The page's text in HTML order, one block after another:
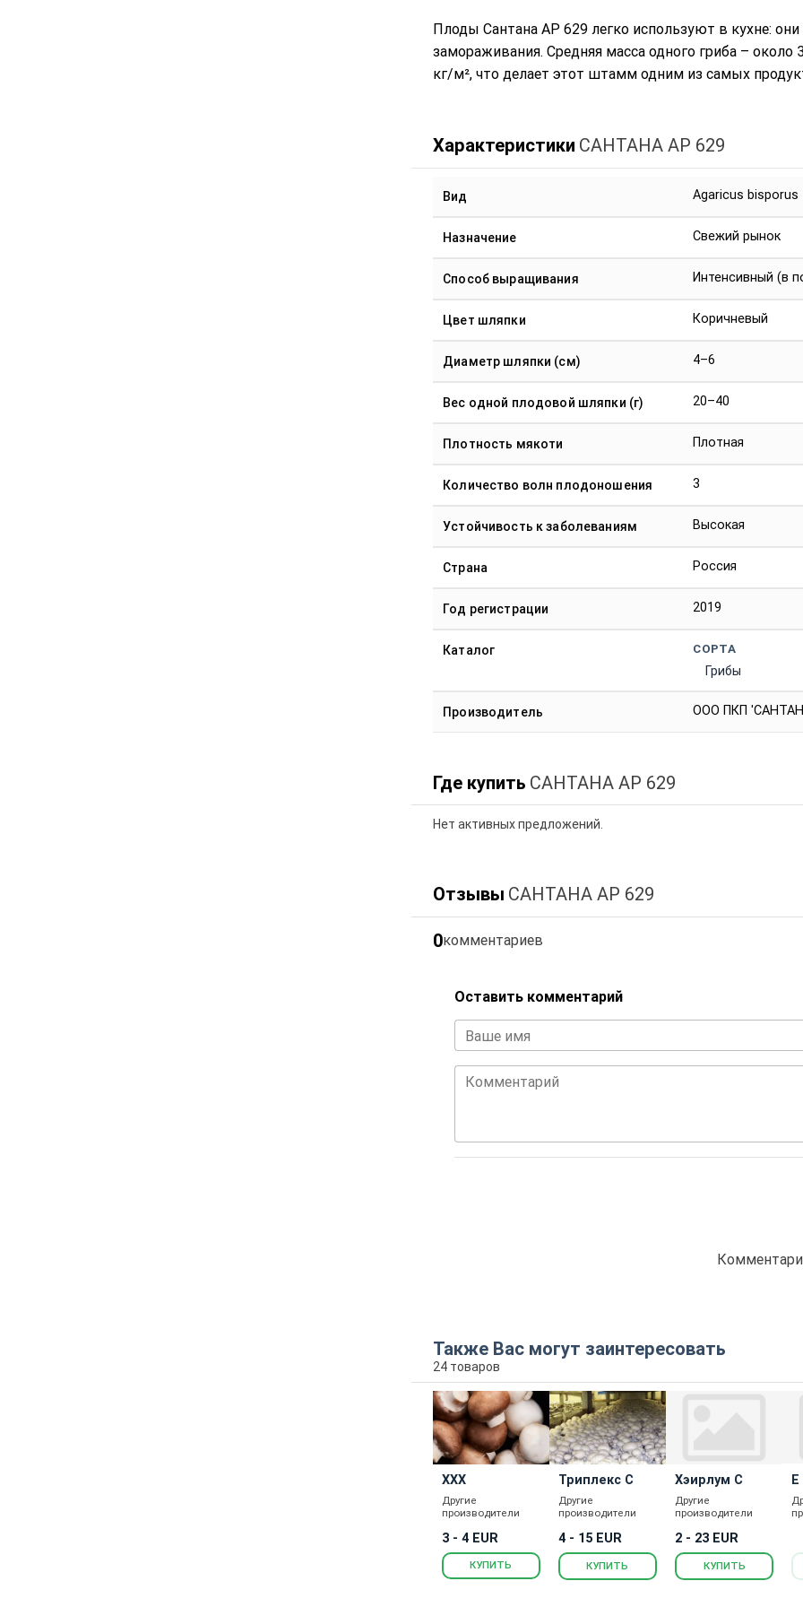
Плоды Сантана АР 629 легко используют в кухне:
замораживания. Средняя масса одного гриба – около
кг/м², что делает этот штамм одним из самых
Характеристики САНТАНА АР 629
Вид Agaricus bisporus
Назначение Свежий рынок
Способ выращивания Интенсивный (в
Цвет шляпки Коричневый
Диаметр шляпки (см) 4–6
Вес одной плодовой шляпки (г) 20–40
Плотность мякоти Плотная
Количество волн плодоношения 3
Устойчивость к заболеваниям Высокая
Страна Россия
Год регистрации 2019
Каталог СОРТА
Грибы
Производитель ООО ПКП
Где купить САНТАНА АР 629
Нет активных предложений.
Отзывы САНТАНА АР 629
0комментариев
Оставить комментарий
Ваше имя
Комментарий
Также Вас могут заинтересовать
24 товаров
ХХХ
Другие
производители
3 - 4 EUR
КУПИТЬ
Триплекс С
Другие
производители
4 - 15 EUR
КУПИТЬ
Хэирлум С
Другие
производители
2 - 23 EUR
КУПИТЬ